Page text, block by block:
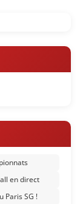
en direct
Paris SG !